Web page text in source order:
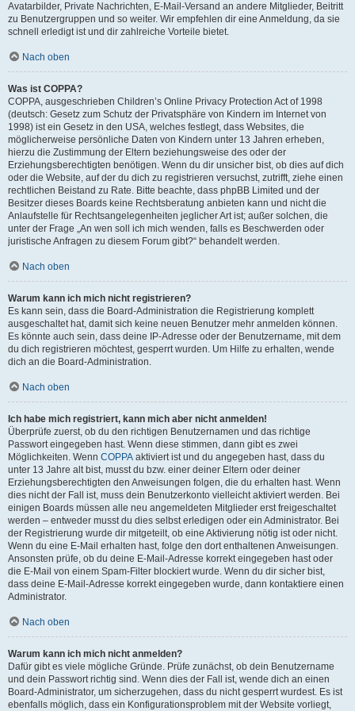
Avatarbilder, Private Nachrichten, E-Mail-Versand an andere Mitglieder, Beitritt
zu Benutzergruppen und so weiter. Wir empfehlen dir eine Anmeldung, da sie
schnell erledigt ist und dir zahlreiche Vorteile bietet.
Nach oben
Was ist COPPA?
COPPA, ausgeschrieben Children’s Online Privacy Protection Act of 1998
(deutsch: Gesetz zum Schutz der Privatsphäre von Kindern im Internet von
1998) ist ein Gesetz in den USA, welches festlegt, dass Websites, die
möglicherweise persönliche Daten von Kindern unter 13 Jahren erheben,
hierzu die Zustimmung der Eltern beziehungsweise des oder der
Erziehungsberechtigten benötigen. Wenn du dir unsicher bist, ob dies auf dich
oder die Website, auf der du dich zu registrieren versuchst, zutrifft, ziehe einen
rechtlichen Beistand zu Rate. Bitte beachte, dass phpBB Limited und der
Besitzer dieses Boards keine Rechtsberatung anbieten kann und nicht die
Anlaufstelle für Rechtsangelegenheiten jeglicher Art ist; außer solchen, die
unter der Frage „An wen soll ich mich wenden, falls es Beschwerden oder
juristische Anfragen zu diesem Forum gibt?“ behandelt werden.
Nach oben
Warum kann ich mich nicht registrieren?
Es kann sein, dass die Board-Administration die Registrierung komplett
ausgeschaltet hat, damit sich keine neuen Benutzer mehr anmelden können.
Es könnte auch sein, dass deine IP-Adresse oder der Benutzername, mit dem
du dich registrieren möchtest, gesperrt wurden. Um Hilfe zu erhalten, wende
dich an die Board-Administration.
Nach oben
Ich habe mich registriert, kann mich aber nicht anmelden!
Überprüfe zuerst, ob du den richtigen Benutzernamen und das richtige
Passwort eingegeben hast. Wenn diese stimmen, dann gibt es zwei
Möglichkeiten. Wenn COPPA aktiviert ist und du angegeben hast, dass du
unter 13 Jahre alt bist, musst du bzw. einer deiner Eltern oder deiner
Erziehungsberechtigten den Anweisungen folgen, die du erhalten hast. Wenn
dies nicht der Fall ist, muss dein Benutzerkonto vielleicht aktiviert werden. Bei
einigen Boards müssen alle neu angemeldeten Mitglieder erst freigeschaltet
werden – entweder musst du dies selbst erledigen oder ein Administrator. Bei
der Registrierung wurde dir mitgeteilt, ob eine Aktivierung nötig ist oder nicht.
Wenn du eine E-Mail erhalten hast, folge den dort enthaltenen Anweisungen.
Ansonsten prüfe, ob du deine E-Mail-Adresse korrekt eingegeben hast oder
die E-Mail von einem Spam-Filter blockiert wurde. Wenn du dir sicher bist,
dass deine E-Mail-Adresse korrekt eingegeben wurde, dann kontaktiere einen
Administrator.
Nach oben
Warum kann ich mich nicht anmelden?
Dafür gibt es viele mögliche Gründe. Prüfe zunächst, ob dein Benutzername
und dein Passwort richtig sind. Wenn dies der Fall ist, wende dich an einen
Board-Administrator, um sicherzugehen, dass du nicht gesperrt wurdest. Es ist
ebenfalls möglich, dass ein Konfigurationsproblem mit der Website vorliegt,